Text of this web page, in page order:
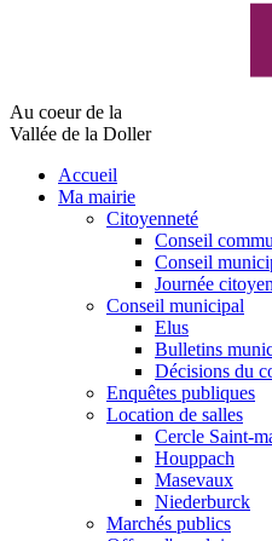
Au coeur de la
Vallée de la Doller
Accueil
Ma mairie
Citoyenneté
Conseil
Conseil
Journée
Conseil municipal
Elus
Bulletins
Décisions du
Enquêtes publiques
Location de salles
Cercle Saint-
Houppach
Masevaux
Niederburck
Marchés publics